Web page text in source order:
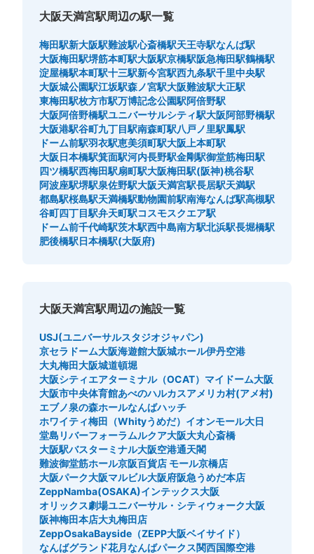
大阪天満宮駅周辺の駅一覧
梅田駅新大阪駅難波駅心斎橋駅天王寺駅なんば駅
大阪梅田駅堺筋本町駅大阪駅京橋駅阪急梅田駅鶴橋駅
淀屋橋駅本町駅十三駅新今宮駅西九条駅千里中央駅
大阪城公園駅江坂駅森ノ宮駅大阪難波駅大正駅
東梅田駅枚方市駅万博記念公園駅阿倍野駅
大阪阿倍野橋駅ユニバーサルシティ駅大阪阿部野橋駅
大阪港駅谷町九丁目駅南森町駅八戸ノ里駅鳳駅
ドーム前駅羽衣駅恵美須町駅大阪上本町駅
大阪日本橋駅箕面駅河内長野駅金剛駅御堂筋梅田駅
四ツ橋駅西梅田駅扇町駅大阪梅田駅(阪神)桃谷駅
阿波座駅堺駅泉佐野駅大阪天満宮駅長居駅天満駅
都島駅桜島駅天満橋駅動物園前駅南海なんば駅高槻駅
谷町四丁目駅弁天町駅コスモスクエア駅
ドーム前千代崎駅茨木駅西中島南方駅北浜駅長堀橋駅
肥後橋駅日本橋駅(大阪府)
大阪天満宮駅周辺の施設一覧
USJ(ユニバーサルスタジオジャパン)
京セラドーム大阪海遊館大阪城ホール伊丹空港
大丸梅田大阪城道頓堀
大阪シティエアターミナル（OCAT） マイドーム大阪
大阪市中央体育館あべのハルカスアメリカ村(アメ村)
エブノ泉の森ホールなんばハッチ
ホワイティ梅田（Whityうめだ） イオンモール大日
堂島リバーフォーラムルクア大阪大丸心斎橋
大阪駅バスターミナル大阪空港通天閣
難波御堂筋ホール京阪百貨店 モール京橋店
大阪パーク大阪マルビル大阪府阪急うめだ本店
ZeppNamba(OSAKA)インテックス大阪
オリックス劇場ユニバーサル・シティウォーク大阪
阪神梅田本店大丸梅田店
ZeppOsakaBayside（ZEPP大阪ベイサイド）
なんばグランド花月なんばパークス関西国際空港